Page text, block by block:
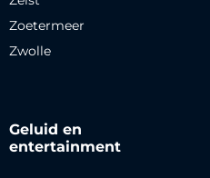
Zoetermeer
Zwolle
Geluid en
entertainment